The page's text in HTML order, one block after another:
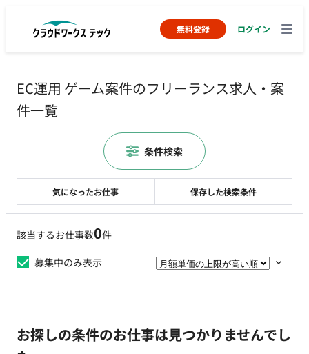
無料登録 ログイン
EC運用 ゲーム案件のフリーランス求人・案
件一覧
該当するお仕事数0件
募集中のみ表示
お探しの条件のお仕事は見つかりませんでし
気になったお仕事 保存した検索条件
条件検索